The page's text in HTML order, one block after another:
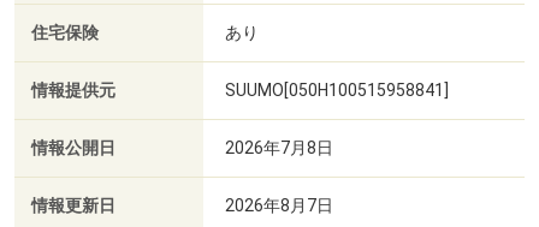
住宅保険 あり
情報提供元 SUUMO[050H100515958841]
情報公開日 2026年7月8日
情報更新日 2026年8月7日